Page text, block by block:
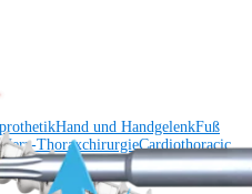
Hand und HandgelenkFuß
Herz-ThoraxchirurgieCardiothoracic